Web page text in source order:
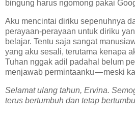
bingung harus ngomong pakai
Aku mencintai diriku sepenuhnya
perayaan-perayaan untuk diriku
belajar. Tentu saja sangat
yang aku sesali, terutama kenapa
Tuhan nggak adil padahal belum
menjawab permintaanku — meski
Selamat ulang tahun, Ervina.
terus bertumbuh dan tetap